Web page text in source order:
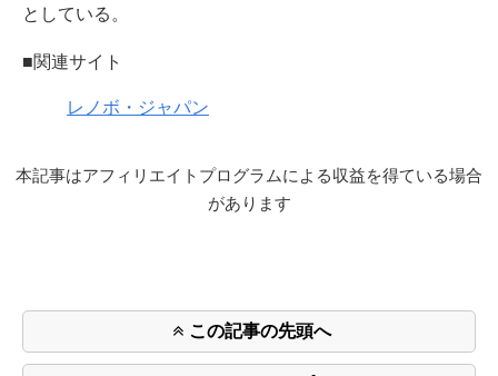
としている。
■関連サイト
レノボ・ジャパン
本記事はアフィリエイトプログラムによる収益を得ている場合
があります
この記事の先頭へ